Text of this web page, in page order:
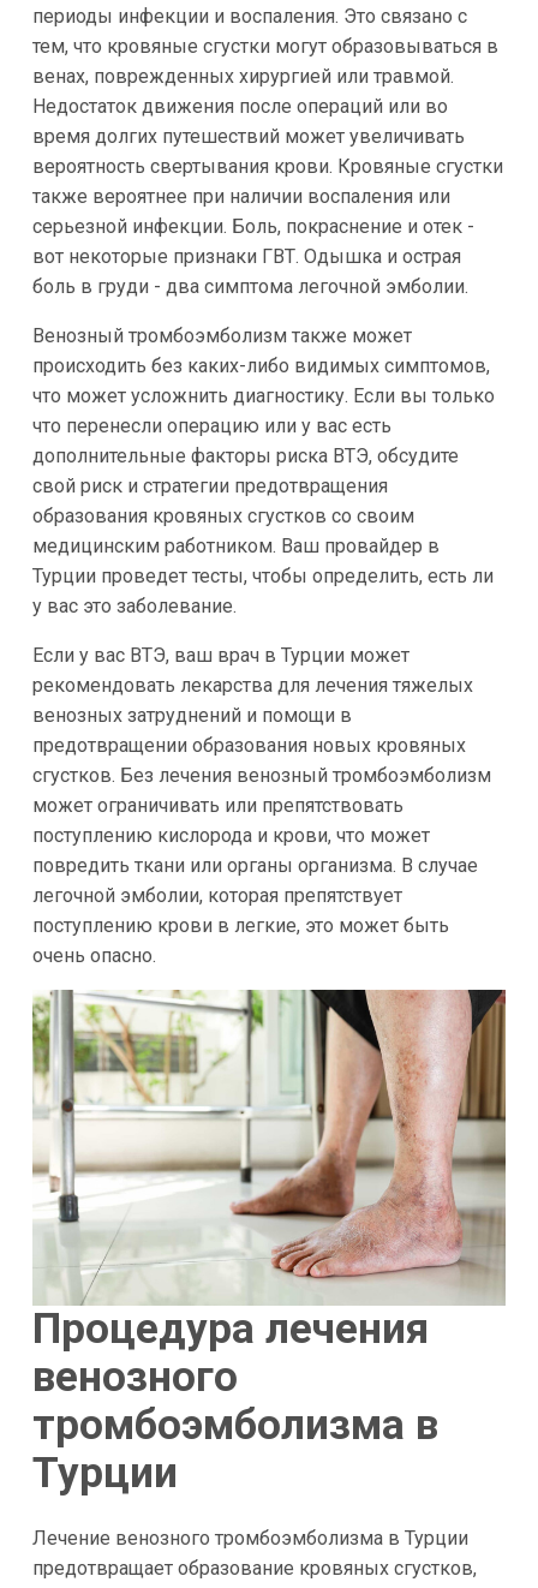
периоды инфекции и воспаления. Это связано с
тем, что кровяные сгустки могут образовываться в
венах, поврежденных хирургией или травмой.
Недостаток движения после операций или во
время долгих путешествий может увеличивать
вероятность свертывания крови. Кровяные сгустки
также вероятнее при наличии воспаления или
серьезной инфекции. Боль, покраснение и отек -
вот некоторые признаки ГВТ. Одышка и острая
боль в груди - два симптома легочной эмболии.
Венозный тромбоэмболизм также может
происходить без каких-либо видимых симптомов,
что может усложнить диагностику. Если вы только
что перенесли операцию или у вас есть
дополнительные факторы риска ВТЭ, обсудите
свой риск и стратегии предотвращения
образования кровяных сгустков со своим
медицинским работником. Ваш провайдер в
Турции проведет тесты, чтобы определить, есть ли
у вас это заболевание.
Если у вас ВТЭ, ваш врач в Турции может
рекомендовать лекарства для лечения тяжелых
венозных затруднений и помощи в
предотвращении образования новых кровяных
сгустков. Без лечения венозный тромбоэмболизм
может ограничивать или препятствовать
поступлению кислорода и крови, что может
повредить ткани или органы организма. В случае
легочной эмболии, которая препятствует
поступлению крови в легкие, это может быть
очень опасно.
Процедура лечения
венозного
тромбоэмболизма в
Турции
Лечение венозного тромбоэмболизма в Турции
предотвращает образование кровяных сгустков,